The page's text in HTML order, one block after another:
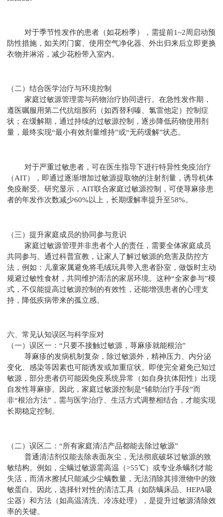
对于季节性发作的患者（如花粉季），需提前1~2周启动预
防性措施，如关闭门窗、使用空气净化器、外出归来后立即更换
衣物并淋浴，减少花粉带入室内。
（二）结合医学治疗与环境控制
家庭过敏源管理需与药物治疗协同进行。在急性发作期，
遵医嘱服用第二代抗组胺药（如西替利嗪、氯雷他定）控制症
状；在缓解期，通过持续的过敏源控制，逐步降低药物使用剂
量，最终实现“最小有效剂量维持”或“无药缓解”状态。
对于严重过敏患者，可在医生指导下进行特异性免疫治疗
（AIT），即通过逐渐增加过敏源提取物的注射剂量，诱导机体
免疫耐受。研究显示，AIT联合家庭过敏源控制，可使荨麻疹患
者的年发作次数减少60%以上，长期缓解率提升至58%。
（三）提升家庭成员的协同参与意识
家庭过敏源管理并非患者个人的责任，需要全体家庭成员
共同参与。通过科普宣教，让家人了解过敏源的危害及防控方
法，例如：儿童家属避免将毛绒玩具带入患者卧室，做饭时主动
规避过敏性食材，共同维护清洁的家居环境。这种“全家参与”模
式，不仅能提高过敏源控制的有效性，还能增强患者的心理支
持，降低疾病带来的孤立感。
六、常见认知误区与科学应对
（一）误区一：“只要不接触过敏源，荨麻疹就能根治”
荨麻疹的发病机制复杂，除过敏源外，精神压力、内分泌
变化、感染等因素也可能诱发或加重症状。即使完全避免已知过
敏源，部分患者仍可能因免疫系统异常（如自身抗体阳性）出现
自发性荨麻疹。因此，家庭过敏源控制是“辅助治疗手段”而
非“根治方法”，需与医学治疗、生活方式调整相结合，才能实现
长期稳定控制。
（二）误区二：“所有家庭清洁产品都能去除过敏源”
普通清洁剂仅能去除表面灰尘，无法彻底破坏过敏源的致
敏结构。例如，尘螨过敏源需高温（>55℃）或专业杀螨剂才能
失活，而清水擦拭只能减少尘螨数量，无法消除其排泄物中的致
敏蛋白。因此，选择针对性的清洁工具（如防螨床品、HEPA吸
尘器）和方法（如高温清洗、冷冻处理），是提升过敏源清除效
率的关键。